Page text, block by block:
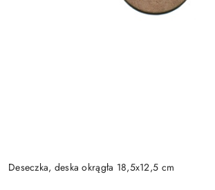
Deseczka, deska okrągła 18,5x12,5 cm